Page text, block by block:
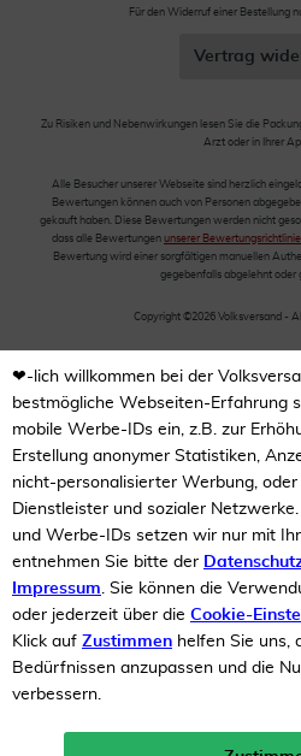
Für den Widerruf einer Bestellung
Vertrag
Zu Risiken und Nebenwirkungen lesen Sie die
Arzt oder in Ihrer
Alle Besucher unserer Webseite sind herzlich
Bewertungen können auch von Personen
gekauft haben. Diese Bewertungen werden nicht
dass alle Bewertungen unserer Bewertungsrichtlinie
Bewertung wird einer sorgfältigen manuellen
gegebenfalls abgelehnt oder
Copyright ©2026 Volksversand -
❤-lich willkommen bei der
bestmögliche Webseiten-Erfahrung
mobile Werbe-IDs ein, z.B. zur
Erstellung anonymer Statistiken,
nicht-personalisierter Werbung,
Dienstleister und sozialer
und Werbe-IDs setzen wir nur mit
entnehmen Sie bitte der
Impressum. Sie können die
oder jederzeit über die Cookie-
Klick auf Zustimmen helfen Sie uns,
Bedürfnissen anzupassen und die
verbessern.